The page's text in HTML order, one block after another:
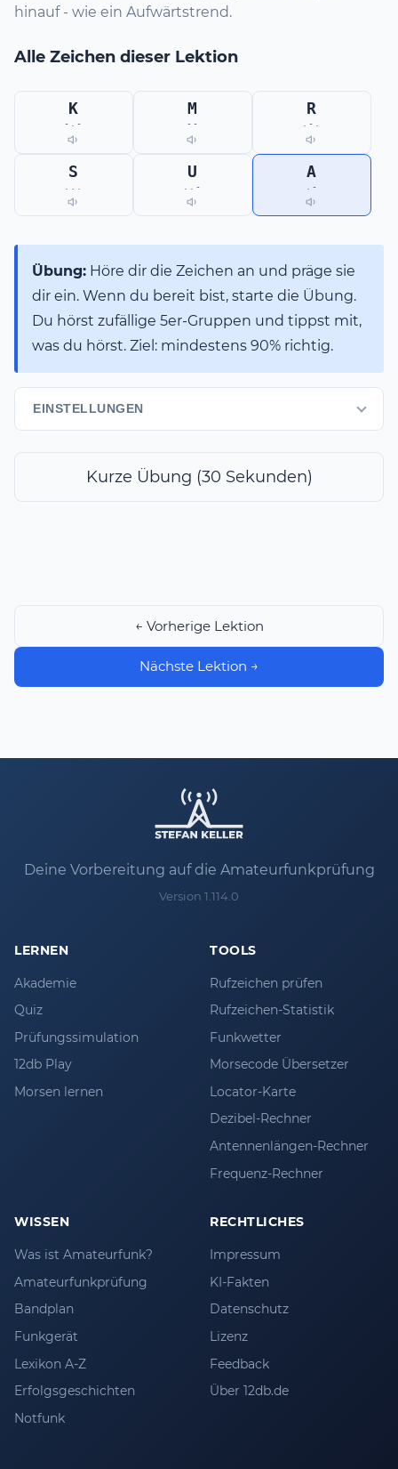
hinauf - wie ein Aufwärtstrend.
Alle Zeichen dieser Lektion
K
-.-
M
--
R
.-.
S U
..-
A
.-
Übung: Höre dir die Zeichen an und präge sie
dir ein. Wenn du bereit bist, starte die Übung.
Du hörst zufällige 5er-Gruppen und tippst mit,
was du hörst. Ziel: mindestens 90% richtig.
EINSTELLUNGEN
Kurze Übung (30 Sekunden)
← Vorherige Lektion
Nächste Lektion →
Deine Vorbereitung auf die Amateurfunkprüfung
Version 1.114.0
LERNEN
Akademie
Quiz
Prüfungssimulation
12db Play
Morsen lernen
TOOLS
Rufzeichen prüfen
Rufzeichen-Statistik
Funkwetter
Morsecode Übersetzer
Locator-Karte
Dezibel-Rechner
Antennenlängen-Rechner
Frequenz-Rechner
WISSEN
Was ist Amateurfunk?
Amateurfunkprüfung
Bandplan
Funkgerät
Lexikon A-Z
Erfolgsgeschichten
Notfunk
RECHTLICHES
Impressum
KI-Fakten
Datenschutz
Lizenz
Feedback
Über 12db.de